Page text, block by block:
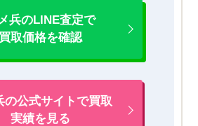
兵のLINE査定で
買取価格を確認
の公式サイトで買取
実績を見る